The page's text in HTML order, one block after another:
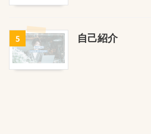
5 自己紹介